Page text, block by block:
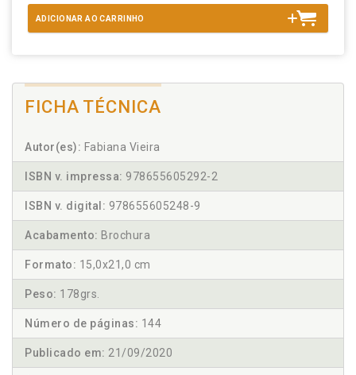
ADICIONAR AO CARRINHO
FICHA TÉCNICA
Autor(es): Fabiana Vieira
ISBN v. impressa: 978655605292-2
ISBN v. digital: 978655605248-9
Acabamento: Brochura
Formato: 15,0x21,0 cm
Peso: 178grs.
Número de páginas: 144
Publicado em: 21/09/2020